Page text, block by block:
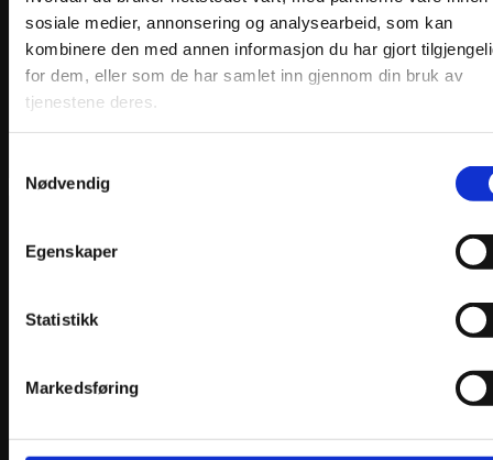
sosiale medier, annonsering og analysearbeid, som kan
kombinere den med annen informasjon du har gjort
for dem, eller som de har samlet inn gjennom din bruk av
tjenestene deres.
Nødvendig
Egenskaper
Statistikk
Markedsføring
449,00